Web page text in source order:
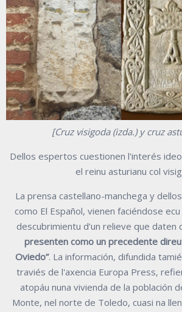
[Cruz visigoda (izda.) y cruz
Dellos espertos cuestionen l'interés
el reinu asturianu col
La prensa castellano-manchega y
como El Español, vienen faciéndose
descubrimientu d’un relieve que daten
presenten como un precedente
Oviedo”. La información, difundida
traviés de l'axencia Europa Press,
atopáu nuna vivienda de la población
Monte, nel norte de Toledo, cuasi na